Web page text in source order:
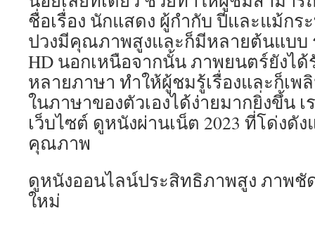
ชื่อเรื่อง นักแสดง ผู้กำกับ ปีและแม้ก
ปวงมีคุณภาพสูงและก็มีหลายต้นแบบ
HD นอกเหนือจากนั้น ภาพยนตร์ยังได้
หลายภาษา ทำให้ผู้ชมรู้เรื่องและก็เ
ในภาษาของตัวเองได้ง่ายมากยิ่งขึ้น เ
เว็บไซต์ ดูหนังผ่านเน็ต 2023 ที่โด่งดั
คุณภาพ
ดูหนังออนไลน์ประสิทธิภาพสูง ภาพชั
ใหม่